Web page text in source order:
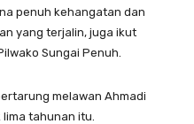
penuh kehangatan dan
yang terjalin, juga ikut
Sungai Penuh.
melawan Ahmadi
tahunan itu.